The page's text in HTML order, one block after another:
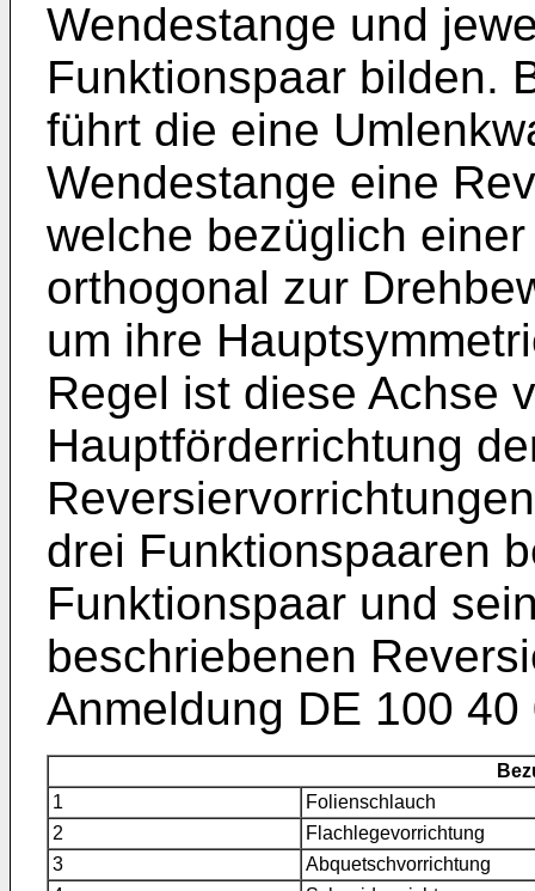
Wendestange und
Funktionspaar bilden.
führt die eine
Wendestange eine
welche bezüglich
orthogonal zur
um ihre
Regel ist diese Achse
Hauptförderrichtung
drei Funktionspaaren
Funktionspaar und
beschriebenen
Anmeldung DE 100
1
Folienschlauch
2
Flachlegevorrichtung
3
Abquetschvorrichtung